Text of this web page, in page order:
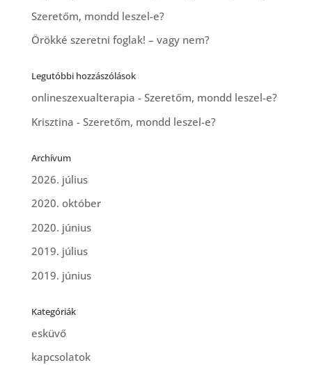
Szeretőm, mondd leszel-e?
Örökké szeretni foglak! – vagy nem?
Legutóbbi hozzászólások
onlineszexualterapia - Szeretőm, mondd leszel-e?
Krisztina - Szeretőm, mondd leszel-e?
Archívum
2026. július
2020. október
2020. június
2019. július
2019. június
Kategóriák
esküvő
kapcsolatok